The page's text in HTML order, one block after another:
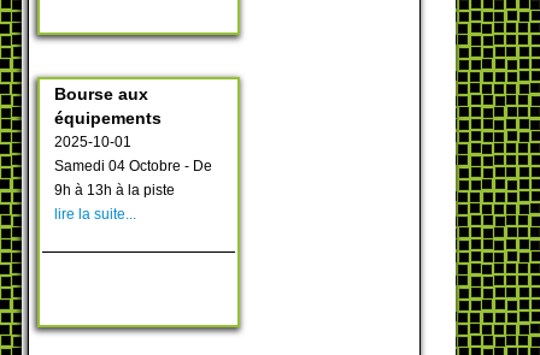
Bourse aux
équipements
2025-10-01
Samedi 04 Octobre - De
9h à 13h à la piste
lire la suite...